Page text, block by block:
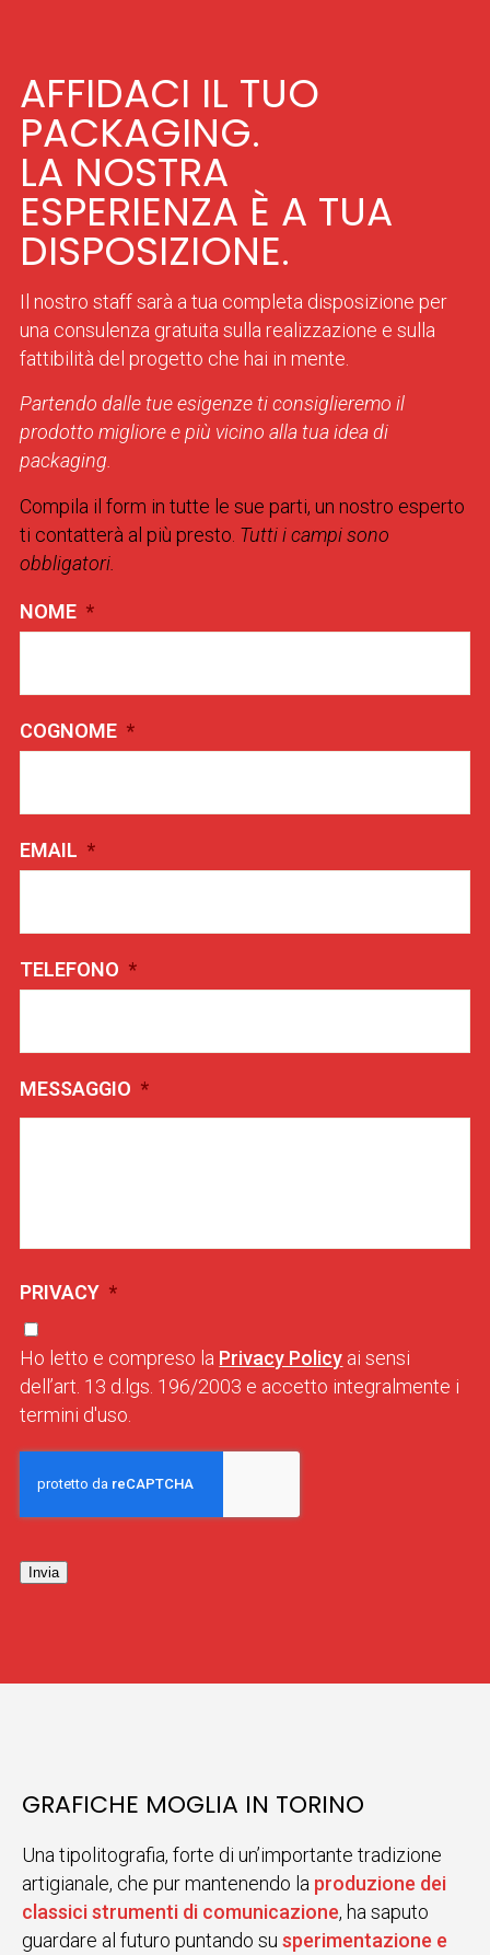
AFFIDACI IL TUO
PACKAGING.
LA NOSTRA
ESPERIENZA È A TUA
DISPOSIZIONE.
Il nostro staff sarà a tua completa disposizione per
una consulenza gratuita sulla realizzazione e sulla
fattibilità del progetto che hai in mente.
Partendo dalle tue esigenze ti consiglieremo il
prodotto migliore e più vicino alla tua idea di
packaging.
Compila il form in tutte le sue parti, un nostro esperto
ti contatterà al più presto. Tutti i campi sono
obbligatori.
NOME *
COGNOME *
EMAIL *
TELEFONO *
MESSAGGIO *
PRIVACY *
Ho letto e compreso la Privacy Policy ai sensi
dell’art. 13 d.lgs. 196/2003 e accetto integralmente i
termini d'uso.
Invia
GRAFICHE MOGLIA IN TORINO
Una tipolitografia, forte di un’importante tradizione
artigianale, che pur mantenendo la produzione dei
classici strumenti di comunicazione, ha saputo
guardare al futuro puntando su sperimentazione e